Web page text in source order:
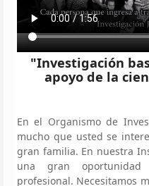
"Investigación
apoyo de la
En el Organismo de
mucho que usted se
gran familia. En nuestra
una gran
profesional. Necesitamos